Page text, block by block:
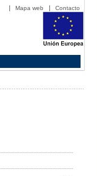
Mapa web Contacto